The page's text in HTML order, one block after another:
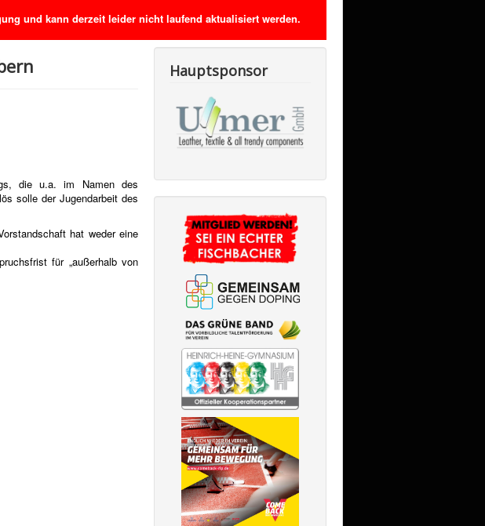
und kann derzeit leider nicht laufend aktualisiert werden.
die u.a. im Namen des
solle der Jugendarbeit des
hat weder eine
für „außerhalb von
Hauptsponsor